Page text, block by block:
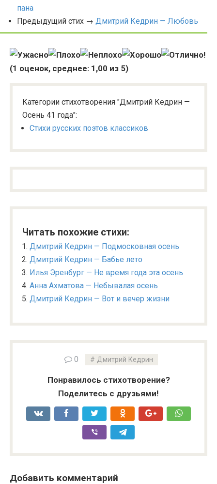
пана
Предыдущий стих → Дмитрий Кедрин — Любовь
(1 оценок, среднее: 1,00 из 5)
Категории стихотворения "Дмитрий Кедрин —
Осень 41 года":
Стихи русских поэтов классиков
Читать похожие стихи:
Дмитрий Кедрин — Подмосковная осень
Дмитрий Кедрин — Бабье лето
Илья Эренбург — Не время года эта осень
Анна Ахматова — Небывалая осень
Дмитрий Кедрин — Вот и вечер жизни
0 Дмитрий Кедрин
Понравилось стихотворение?
Поделитесь с друзьями!
Добавить комментарий